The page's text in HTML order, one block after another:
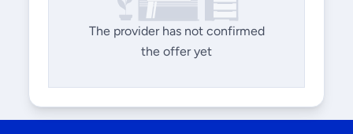
The provider has not confirmed
the offer yet